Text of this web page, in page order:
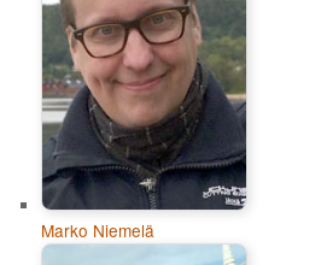
Marko Niemelä